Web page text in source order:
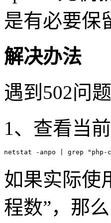
是有必要保
解决办法
遇到502问
1、查看当
netstat -anpo | grep
如果实际使
程数”，那